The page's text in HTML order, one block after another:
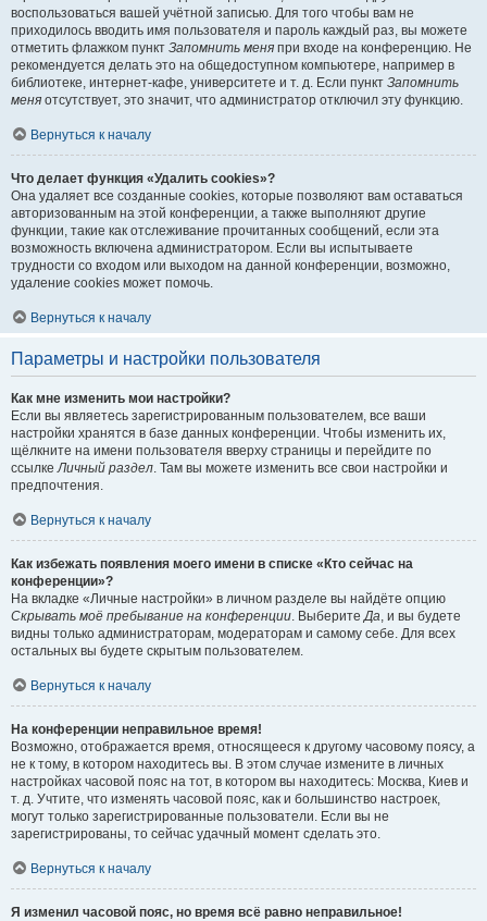
воспользоваться вашей учётной записью. Для того чтобы вам не
приходилось вводить имя пользователя и пароль каждый раз, вы можете
отметить флажком пункт Запомнить меня при входе на конференцию. Не
рекомендуется делать это на общедоступном компьютере, например в
библиотеке, интернет-кафе, университете и т. д. Если пункт Запомнить
меня отсутствует, это значит, что администратор отключил эту функцию.
Вернуться к началу
Что делает функция «Удалить cookies»?
Она удаляет все созданные cookies, которые позволяют вам оставаться
авторизованным на этой конференции, а также выполняют другие
функции, такие как отслеживание прочитанных сообщений, если эта
возможность включена администратором. Если вы испытываете
трудности со входом или выходом на данной конференции, возможно,
удаление cookies может помочь.
Вернуться к началу
Параметры и настройки пользователя
Как мне изменить мои настройки?
Если вы являетесь зарегистрированным пользователем, все ваши
настройки хранятся в базе данных конференции. Чтобы изменить их,
щёлкните на имени пользователя вверху страницы и перейдите по
ссылкеЛичный раздел. Там вы можете изменить все свои настройки и
предпочтения.
Вернуться к началу
Как избежать появления моего имени в списке «Кто сейчас на
конференции»?
На вкладке «Личные настройки» в личном разделе вы найдёте опцию
Скрывать моё пребывание на конференции. ВыберитеДа, и вы будете
видны только администраторам, модераторам и самому себе. Для всех
остальных вы будете скрытым пользователем.
Вернуться к началу
На конференции неправильное время!
Возможно, отображается время, относящееся к другому часовому поясу, а
не к тому, в котором находитесь вы. В этом случае измените в личных
настройках часовой пояс на тот, в котором вы находитесь: Москва, Киев и
т. д. Учтите, что изменять часовой пояс, как и большинство настроек,
могут только зарегистрированные пользователи. Если вы не
зарегистрированы, то сейчас удачный момент сделать это.
Вернуться к началу
Я изменил часовой пояс, но время всё равно неправильное!